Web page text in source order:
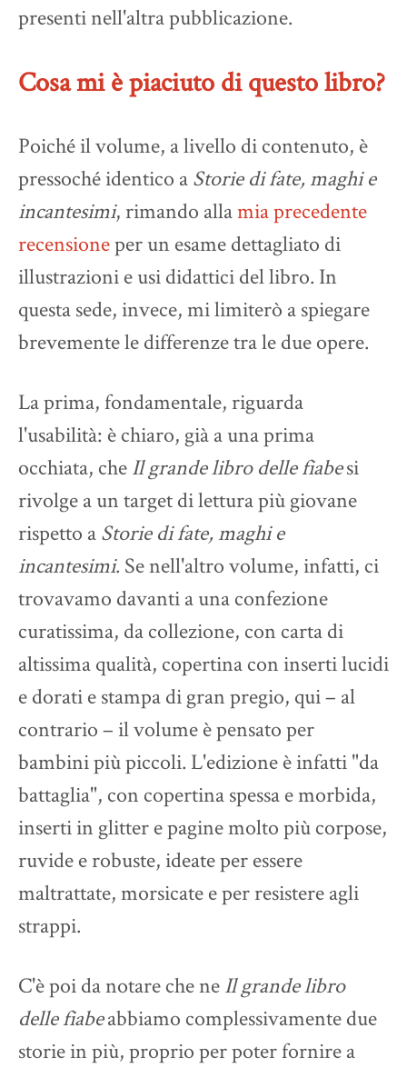
presenti nell'altra pubblicazione.
Cosa mi è piaciuto di questo libro?
Poiché il volume, a livello di contenuto, è
pressoché identico aStorie di fate, maghi e
incantesimi, rimando allamia precedente
recensioneper un esame dettagliato di
illustrazioni e usi didattici del libro. In
questa sede, invece, mi limiterò a spiegare
brevemente le differenze tra le due opere.
La prima, fondamentale, riguarda
l'usabilità: è chiaro, già a una prima
occhiata, cheIl grande libro delle fiabesi
rivolge a un target di lettura più giovane
rispetto aStorie di fate, maghi e
incantesimi. Se nell'altro volume, infatti, ci
trovavamo davanti a una confezione
curatissima, da collezione, con carta di
altissima qualità, copertina con inserti lucidi
e dorati e stampa di gran pregio, qui – al
contrario – il volume è pensato per
bambini più piccoli. L'edizione è infatti "da
battaglia", con copertina spessa e morbida,
inserti in glitter e pagine molto più corpose,
ruvide e robuste, ideate per essere
maltrattate, morsicate e per resistere agli
strappi.
C'è poi da notare che neIl grande libro
delle fiabeabbiamo complessivamente due
storie in più, proprio per poter fornire a